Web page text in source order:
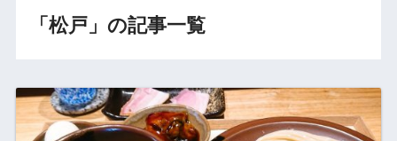
「松戸」の記事一覧